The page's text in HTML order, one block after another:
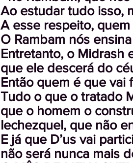
Ao estudar tudo isso,
A esse respeito,
O Rambam nós
Entretanto, o Midrash
que ele descerá do
Então quem é que vai
Tudo o que o tratado
que o homem o
Iechezquel, que não
E já que D’us vai
não será nunca mais